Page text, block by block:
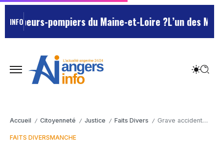
INFOpompiers du Maine-et-Loire ?L’un des
Accueil / Citoyenneté / Justice / Faits Divers / Grave accident entre une moto et une voiture dans la commune de Bréhal
FAITS DIVERSMANCHE